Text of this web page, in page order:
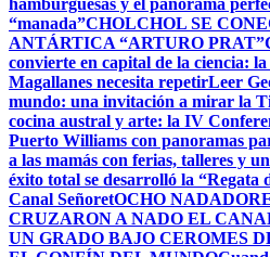
hamburguesas y el panorama
“manada”CHOLCHOL SE
ANTÁRTICA “ARTURO PRAT”
convierte en capital de la ciencia:
Magallanes necesita repetirLeer
mundo: una invitación a mirar la
cocina austral y arte: la IV
Puerto Williams con panoramas
a las mamás con ferias, talleres y
éxito total se desarrolló la “Regata
Canal SeñoretOCHO
CRUZARON A NADO EL
UN GRADO BAJO CEROMES